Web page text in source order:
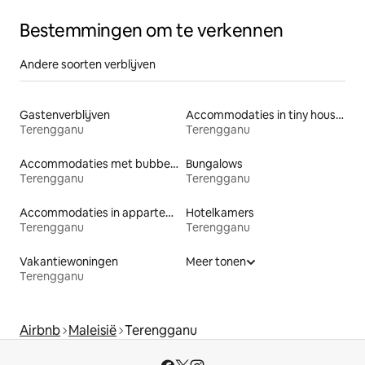
Bestemmingen om te verkennen
Andere soorten verblijven
Gastenverblijven
Terengganu
Accommodaties in tiny houses
Terengganu
Accommodaties met bubbelbad
Terengganu
Bungalows
Terengganu
Accommodaties in appartementen met diensten
Terengganu
Hotelkamers
Terengganu
Vakantiewoningen
Terengganu
Meer tonen
Airbnb Maleisië Terengganu